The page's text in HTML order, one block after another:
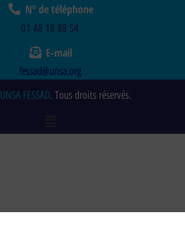
N° de téléphone
01 48 18 88 54
E-mail
fessad@unsa.org
UNSA FESSAD. Tous droits réservés.